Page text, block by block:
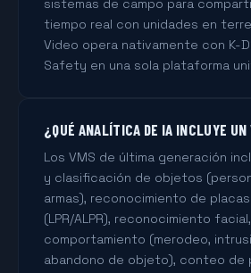
sistemas de campo para
tiempo real con unidades en
Video opera nativamente con K-
Safety en una sola plataforma
¿QUÉ ANALÍTICA DE IA INCLUYE UN
Los VMS de última generación
y clasificación de objetos
armas), reconocimiento de
(LPR/ALPR), reconocimiento
comportamiento (merodeo,
abandono de objeto), conteo de